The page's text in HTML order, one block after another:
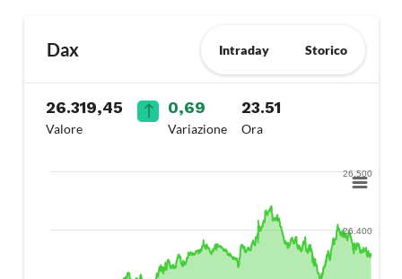
Dax Intraday Storico
26.319,45
Valore
0,69
Variazione
23.51
Ora
26.400
26.500